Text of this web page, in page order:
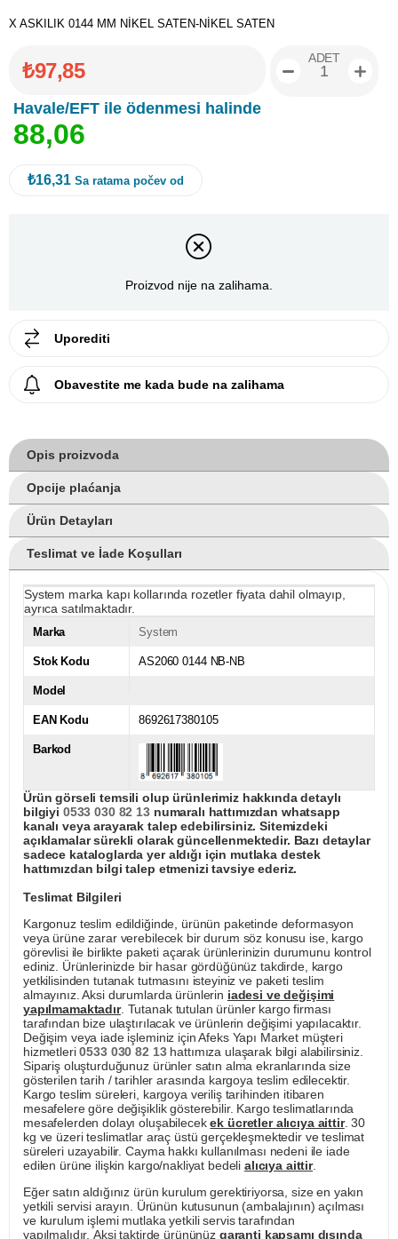
X ASKILIK 0144 MM NİKEL SATEN-NİKEL SATEN
₺97,85
Havale/EFT ile ödenmesi halinde
88,06
ADET
₺16,31 Sa ratama počev od
Proizvod nije na zalihama.
Uporediti
Obavestite me kada bude na zalihama
Opis proizvoda
Opcije plaćanja
Ürün Detayları
Teslimat ve İade Koşulları
System marka kapı kollarında rozetler fiyata dahil olmayıp,
ayrıca satılmaktadır.
Marka System
Stok Kodu AS2060 0144 NB-NB
Model
EAN Kodu 8692617380105
Barkod
Ürün görseli temsili olup ürünlerimiz hakkında detaylı
bilgiyi 0533 030 82 13numaralı hattımızdan whatsapp
kanalı veya arayarak talep edebilirsiniz. Sitemizdeki
açıklamalar sürekli olarak güncellenmektedir. Bazı detaylar
sadece kataloglarda yer aldığı için mutlaka destek
hattımızdan bilgi talep etmenizi tavsiye ederiz.
Teslimat Bilgileri
Kargonuz teslim edildiğinde, ürünün paketinde deformasyon
veya ürüne zarar verebilecek bir durum söz konusu ise, kargo
görevlisi ile birlikte paketi açarak ürünlerinizin durumunu kontrol
ediniz. Ürünlerinizde bir hasar gördüğünüz takdirde, kargo
yetkilisinden tutanak tutmasını isteyiniz ve paketi teslim
almayınız. Aksi durumlarda ürünlerin iadesi ve değişimi
yapılmamaktadır. Tutanak tutulan ürünler kargo firması
tarafından bize ulaştırılacak ve ürünlerin değişimi yapılacaktır.
Değişim veya iade işleminiz için Afeks Yapı Market müşteri
hizmetleri0533 030 82 13hattımıza ulaşarak bilgi alabilirsiniz.
Sipariş oluşturduğunuz ürünler satın alma ekranlarında size
gösterilen tarih / tarihler arasında kargoya teslim edilecektir.
Kargo teslim süreleri, kargoya veriliş tarihinden itibaren
mesafelere göre değişiklik gösterebilir. Kargo teslimatlarında
mesafelerden dolayı oluşabilecekek ücretler alıcıya aittir. 30
kg ve üzeri teslimatlar araç üstü gerçekleşmektedir ve teslimat
süreleri uzayabilir. Cayma hakkı kullanılması nedeni ile iade
edilen ürüne ilişkin kargo/nakliyat bedeli alıcıya aittir.
Eğer satın aldığınız ürün kurulum gerektiriyorsa, size en yakın
yetkili servisi arayın. Ürünün kutusunun (ambalajının) açılması
ve kurulum işlemi mutlaka yetkili servis tarafından
yapılmalıdır. Aksi taktirde ürününüz garanti kapsamı dışında